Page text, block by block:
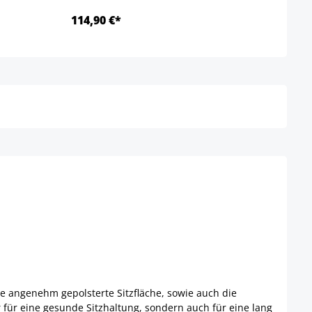
114,90 €*
gepolsterte Sitzfläche, sowie auch die
eine gesunde Sitzhaltung, sondern auch für eine lang